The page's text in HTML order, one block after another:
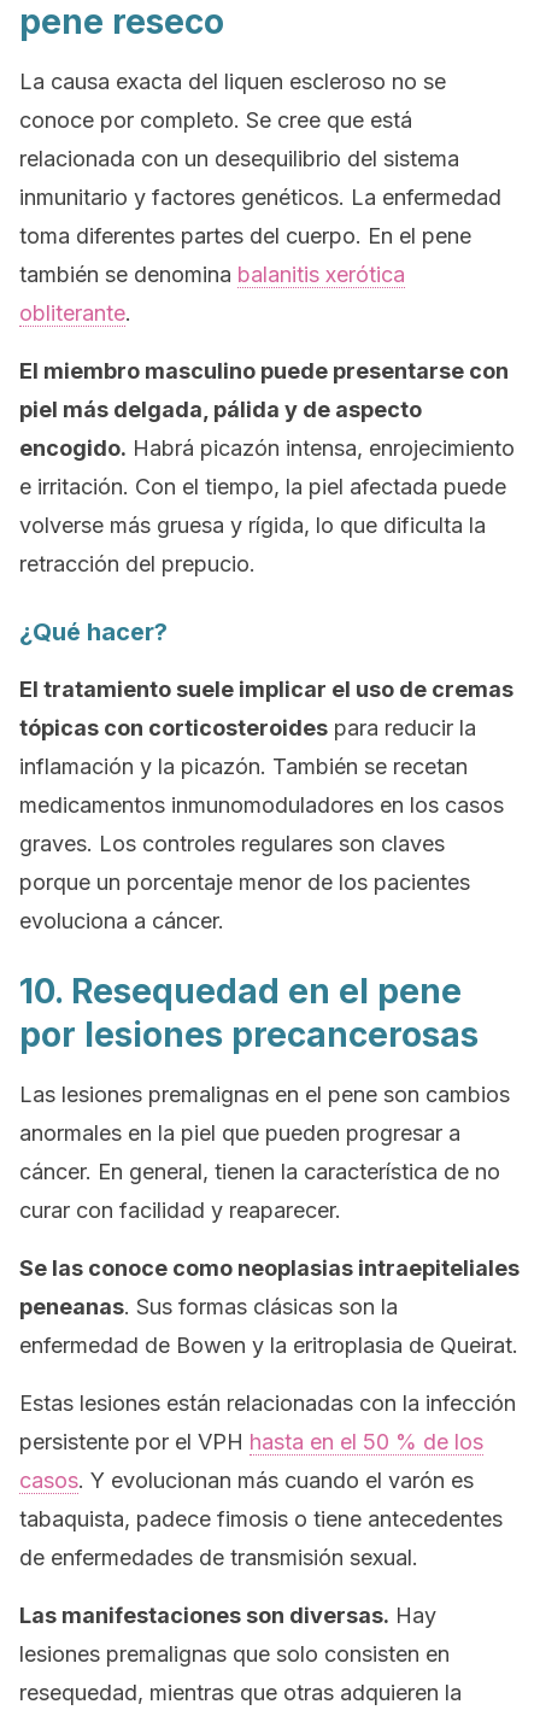
pene reseco
La causa exacta del liquen escleroso no se
conoce por completo. Se cree que está
relacionada con un desequilibrio del sistema
inmunitario y factores genéticos. La enfermedad
toma diferentes partes del cuerpo. En el pene
también se denomina balanitis xerótica
obliterante.
El miembro masculino puede presentarse con
piel más delgada, pálida y de aspecto
encogido. Habrá picazón intensa, enrojecimiento
e irritación. Con el tiempo, la piel afectada puede
volverse más gruesa y rígida, lo que dificulta la
retracción del prepucio.
¿Qué hacer?
El tratamiento suele implicar el uso de cremas
tópicas con corticosteroides para reducir la
inflamación y la picazón. También se recetan
medicamentos inmunomoduladores en los casos
graves. Los controles regulares son claves
porque un porcentaje menor de los pacientes
evoluciona a cáncer.
10. Resequedad en el pene
por lesiones precancerosas
Las lesiones premalignas en el pene son cambios
anormales en la piel que pueden progresar a
cáncer. En general, tienen la característica de no
curar con facilidad y reaparecer.
Se las conoce como neoplasias intraepiteliales
peneanas. Sus formas clásicas son la
enfermedad de Bowen y la eritroplasia de Queirat.
Estas lesiones están relacionadas con la infección
persistente por el VPH hasta en el 50 % de los
casos. Y evolucionan más cuando el varón es
tabaquista, padece fimosis o tiene antecedentes
de enfermedades de transmisión sexual.
Las manifestaciones son diversas. Hay
lesiones premalignas que solo consisten en
resequedad, mientras que otras adquieren la